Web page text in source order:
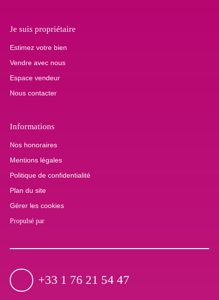
Je suis propriétaire
Estimez votre bien
Vendre avec nous
Espace vendeur
Nous contacter
Informations
Nos honoraires
Mentions légales
Politique de confidentialité
Plan du site
Gérer les cookies
Propulsé par
+33 1 76 21 54 47